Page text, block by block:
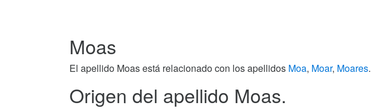
Moas
El apellido Moas está relacionado con los apellidos Moa, Moar, Moares.
Origen del apellido Moas.